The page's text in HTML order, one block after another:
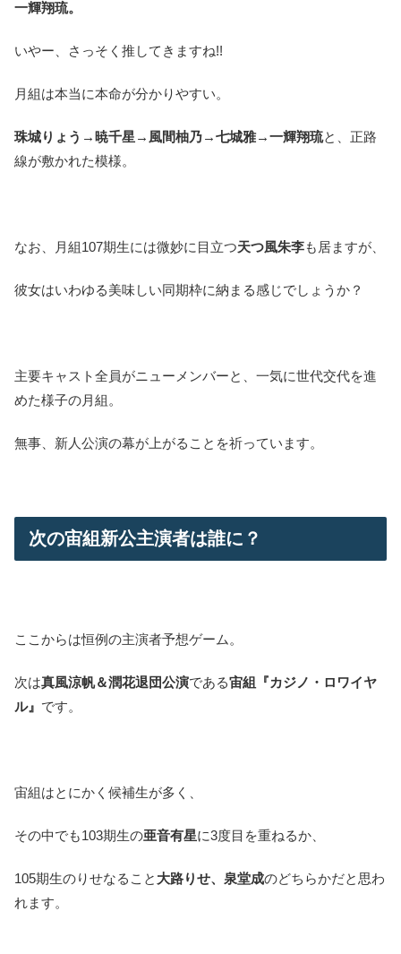
一輝翔琉。
いやー、さっそく推してきますね!!
月組は本当に本命が分かりやすい。
珠城りょう→暁千星→風間柚乃→七城雅→一輝翔琉と、正路
線が敷かれた模様。
なお、月組107期生には微妙に目立つ天つ風朱李も居ますが、
彼女はいわゆる美味しい同期枠に納まる感じでしょうか？
主要キャスト全員がニューメンバーと、一気に世代交代を進
めた様子の月組。
無事、新人公演の幕が上がることを祈っています。
次の宙組新公主演者は誰に？
ここからは恒例の主演者予想ゲーム。
次は真風涼帆＆潤花退団公演である宙組『カジノ・ロワイヤ
ル』 です。
宙組はとにかく候補生が多く、
その中でも103期生の亜音有星に3度目を重ねるか、
105期生のりせなること 大路りせ、泉堂成のどちらかだと思わ
れます。